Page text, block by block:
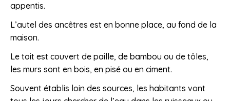
appentis.
L’autel des ancêtres est en bonne place, au fond de la
maison.
Le toit est couvert de paille, de bambou ou de tôles,
les murs sont en bois, en pisé ou en ciment.
Souvent établis loin des sources, les habitants vont